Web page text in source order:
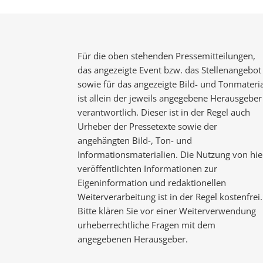
Für die oben stehenden Pressemitteilungen,
das angezeigte Event bzw. das Stellenangebot
sowie für das angezeigte Bild- und
ist allein der jeweils angegebene Herausgeber
verantwortlich. Dieser ist in der Regel auch
Urheber der Pressetexte sowie der
angehängten Bild-, Ton- und
Informationsmaterialien. Die Nutzung von
veröffentlichten Informationen zur
Eigeninformation und redaktionellen
Weiterverarbeitung ist in der Regel kostenfrei.
Bitte klären Sie vor einer Weiterverwendung
urheberrechtliche Fragen mit dem
angegebenen Herausgeber.